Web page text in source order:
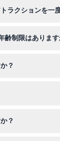
ラクションを一
齢制限はあります
？
？